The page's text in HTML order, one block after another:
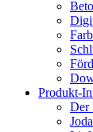
Produkt-
Der